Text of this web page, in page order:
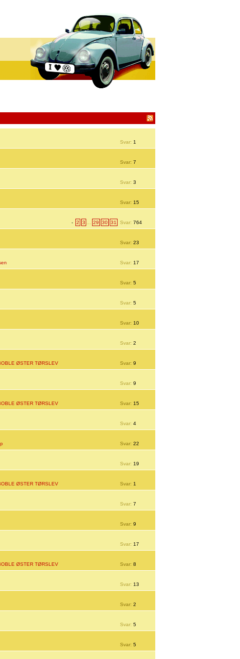
Svar: 1
Svar: 7
Svar: 3
Svar: 15
- 2 3 … 29 30 31 Svar: 764
Svar: 23
Svar: 17
Svar: 5
Svar: 5
Svar: 10
Svar: 2
ØSTER TØRSLEV Svar: 9
Svar: 9
ØSTER TØRSLEV Svar: 15
Svar: 4
Svar: 22
Svar: 19
ØSTER TØRSLEV Svar: 1
Svar: 7
Svar: 9
Svar: 17
ØSTER TØRSLEV Svar: 8
Svar: 13
Svar: 2
Svar: 5
Svar: 5